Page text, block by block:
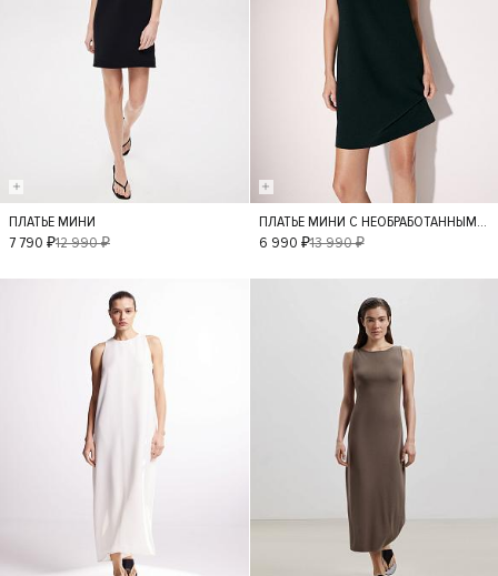
XS S
ПЛАТЬЕ МИНИ
7 790 ₽12 990 ₽ XS S
ПЛАТЬЕ МИНИ С НЕОБРАБОТАННЫМ КРАЕМ
6 990 ₽13 990 ₽